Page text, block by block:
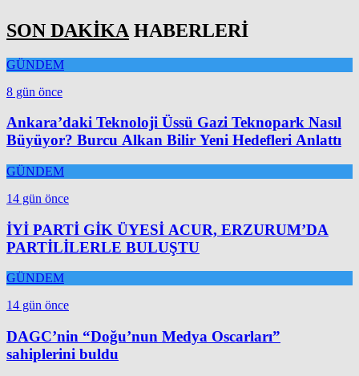
SON DAKİKA HABERLERİ
GÜNDEM
8 gün önce
Ankara’daki Teknoloji Üssü Gazi Teknopark Nasıl
Büyüyor? Burcu Alkan Bilir Yeni Hedefleri Anlattı
GÜNDEM
14 gün önce
İYİ PARTİ GİK ÜYESİ ACUR, ERZURUM’DA
PARTİLİLERLE BULUŞTU
GÜNDEM
14 gün önce
DAGC’nin “Doğu’nun Medya Oscarları”
sahiplerini buldu